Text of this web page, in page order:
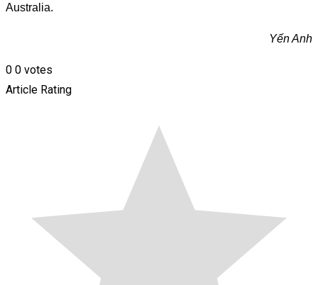
Australia.
Yến Anh
0 0 votes
Article Rating